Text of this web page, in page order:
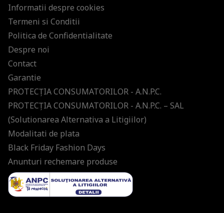
Informatii despre cookies
Termeni si Conditii
Politica de Confidentialitate
Despre noi
Contact
Garantie
PROTECŢIA CONSUMATORILOR - A.N.P.C.
PROTECŢIA CONSUMATORILOR - A.N.P.C. – SAL
(Solutionarea Alternativa a Litigiilor)
Modalitati de plata
Black Friday Fashion Days
Anunturi rechemare produse